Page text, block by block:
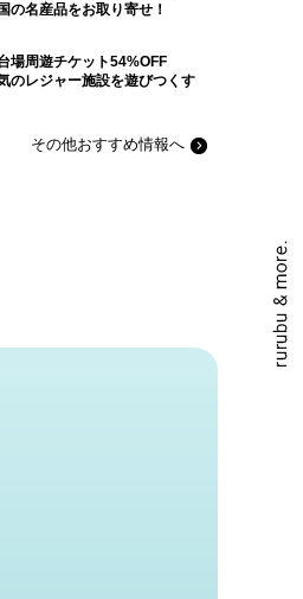
の名産品をお取り寄せ！
場周遊チケット54%OFF
のレジャー施設を遊びつくす
その他おすすめ情報へ